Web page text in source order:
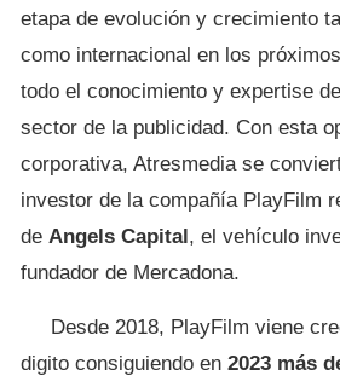
etapa de evolución y crecimiento
como internacional en los
todo el conocimiento y expertise
sector de la publicidad. Con esta
corporativa, Atresmedia se
investor de la compañía PlayFilm
de Angels Capital , el vehículo
fundador de Mercadona.
Desde 2018, PlayFilm viene
digito consiguiendo en 2023 más